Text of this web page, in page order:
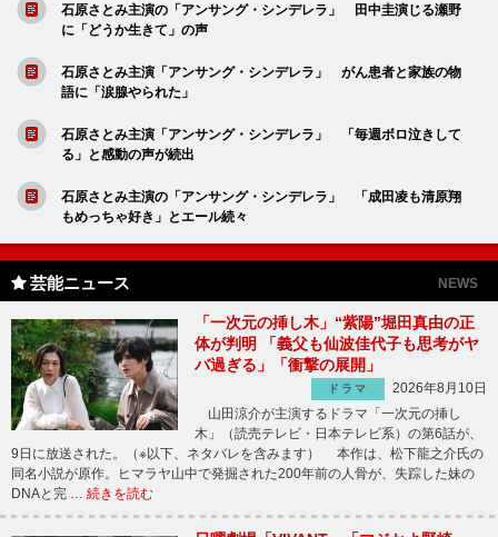
石原さとみ主演の「アンサング・シンデレラ」 田中圭演じる瀬野
に「どうか生きて」の声
石原さとみ主演「アンサング・シンデレラ」 がん患者と家族の物
語に「涙腺やられた」
石原さとみ主演「アンサング・シンデレラ」 「毎週ボロ泣きして
る」と感動の声が続出
石原さとみ主演の「アンサング・シンデレラ」 「成田凌も清原翔
もめっちゃ好き」とエール続々
芸能ニュース NEWS
「一次元の挿し木」“紫陽”堀田真由の正
体が判明 「義父も仙波佳代子も思考がヤ
バ過ぎる」「衝撃の展開」
ドラマ
2026年8月10日
山田涼介が主演するドラマ「一次元の挿し
木」（読売テレビ・日本テレビ系）の第6話が、
9日に放送された。（※以下、ネタバレを含みます） 本作は、松下龍之介氏の
同名小説が原作。ヒマラヤ山中で発掘された200年前の人骨が、失踪した妹の
DNAと完 … 続きを読む